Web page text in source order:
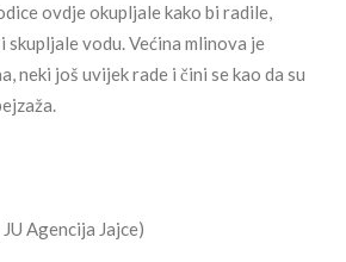
ovdje okupljale kako bi radile,
skupljale vodu. Većina mlinova je
neki još uvijek rade i čini se kao da su
Agencija Jajce)